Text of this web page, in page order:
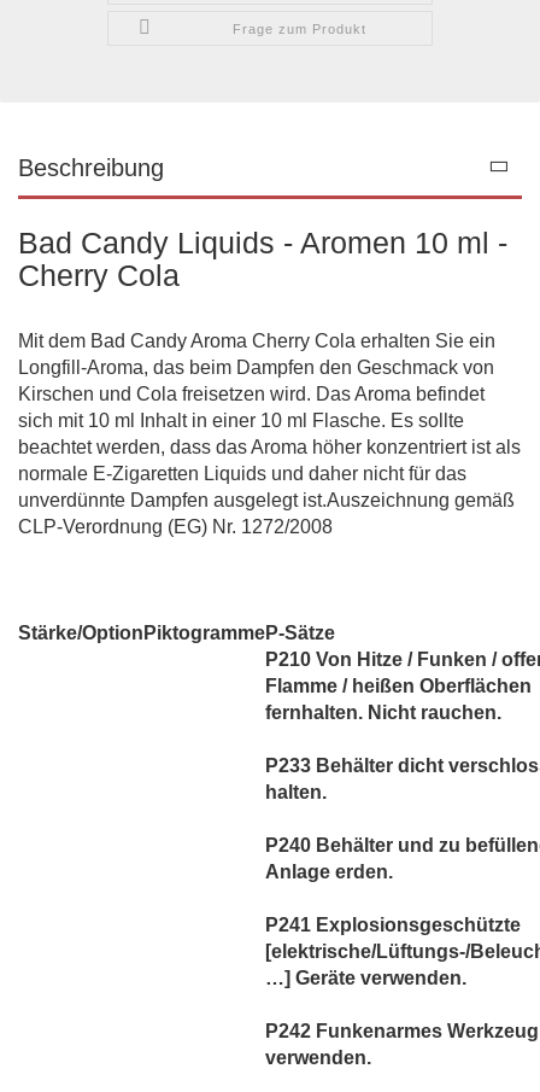
Frage zum Produkt
Beschreibung
Bad Candy Liquids - Aromen 10 ml -
Cherry Cola
Mit dem Bad Candy Aroma Cherry Cola erhalten Sie ein
Longfill-Aroma, das beim Dampfen den Geschmack von
Kirschen und Cola freisetzen wird. Das Aroma befindet
sich mit 10 ml Inhalt in einer 10 ml Flasche. Es sollte
beachtet werden, dass das Aroma höher konzentriert ist als
normale E-Zigaretten Liquids und daher nicht für das
unverdünnte Dampfen ausgelegt ist.Auszeichnung gemäß
CLP-Verordnung (EG) Nr. 1272/2008
Stärke/Option PiktogrammeP-Sätze
P210 Von Hitze / Funken /
Flamme / heißen Oberflächen
fernhalten. Nicht rauchen.
P233 Behälter dicht
halten.
P240 Behälter und zu
Anlage erden.
P241 Explosionsgeschützte
[elektrische/Lüftungs-/
…] Geräte verwenden.
P242 Funkenarmes Werkzeug
verwenden.